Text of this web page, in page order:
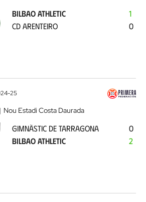
BILBAO ATHLETIC
CD ARENTEIRO
1
0
25
Nou Estadi Costa Daurada
GIMNÀSTIC DE TARRAGONA
BILBAO ATHLETIC
0
2